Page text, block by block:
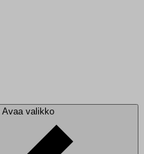
Avaa valikko